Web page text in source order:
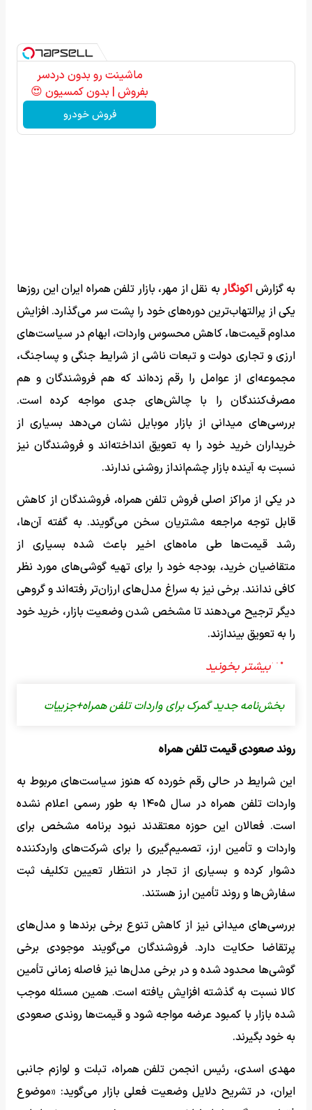
ماشینت رو بدون دردسر
بفروش | بدون کمسیون 😍
فروش خودرو
به گزارش اکونگار به نقل از مهر، بازار تلفن همراه ایران این روزها
یکی از پرالتهاب‌ترین دوره‌های خود را پشت سر می‌گذارد. افزایش
مداوم قیمت‌ها، کاهش محسوس واردات، ابهام در سیاست‌های
ارزی و تجاری دولت و تبعات ناشی از شرایط جنگی و پساجنگ،
مجموعه‌ای از عوامل را رقم زده‌اند که هم فروشندگان و هم
مصرف‌کنندگان را با چالش‌های جدی مواجه کرده است.
بررسی‌های میدانی از بازار موبایل نشان می‌دهد بسیاری از
خریداران خرید خود را به تعویق انداخته‌اند و فروشندگان نیز
نسبت به آینده بازار چشم‌انداز روشنی ندارند.
در یکی از مراکز اصلی فروش تلفن همراه، فروشندگان از کاهش
قابل توجه مراجعه مشتریان سخن می‌گویند. به گفته آن‌ها،
رشد قیمت‌ها طی ماه‌های اخیر باعث شده بسیاری از
متقاضیان خرید، بودجه خود را برای تهیه گوشی‌های مورد نظر
کافی ندانند. برخی نیز به سراغ مدل‌های ارزان‌تر رفته‌اند و گروهی
دیگر ترجیح می‌دهند تا مشخص شدن وضعیت بازار، خرید خود
را به تعویق بیندازند.
بخش‌نامه جدید گمرک برای واردات تلفن همراه+جزییات
روند صعودی قیمت تلفن همراه
این شرایط در حالی رقم خورده که هنوز سیاست‌های مربوط به
واردات تلفن همراه در سال ۱۴۰۵ به طور رسمی اعلام نشده
است. فعالان این حوزه معتقدند نبود برنامه مشخص برای
واردات و تأمین ارز، تصمیم‌گیری را برای شرکت‌های واردکننده
دشوار کرده و بسیاری از تجار در انتظار تعیین تکلیف ثبت
سفارش‌ها و روند تأمین ارز هستند.
بررسی‌های میدانی نیز از کاهش تنوع برخی برندها و مدل‌های
پرتقاضا حکایت دارد. فروشندگان می‌گویند موجودی برخی
گوشی‌ها محدود شده و در برخی مدل‌ها نیز فاصله زمانی تأمین
کالا نسبت به گذشته افزایش یافته است. همین مسئله موجب
شده بازار با کمبود عرضه مواجه شود و قیمت‌ها روندی صعودی
به خود بگیرند.
مهدی اسدی، رئیس انجمن تلفن همراه، تبلت و لوازم جانبی
ایران، در تشریح دلایل وضعیت فعلی بازار می‌گوید: «موضوع